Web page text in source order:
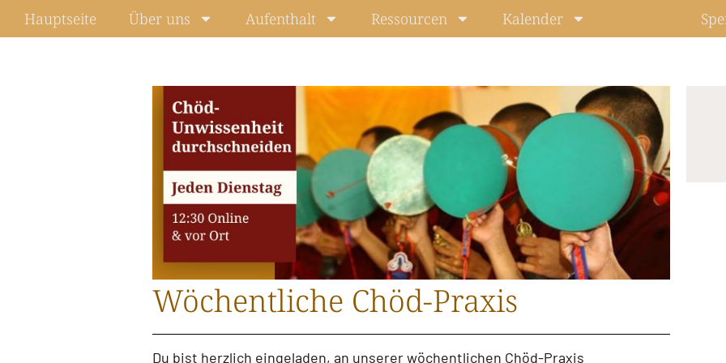
ZumHauptseite Über uns Aufenthalt Ressourcen Kalender
Wöchentliche Chöd-Praxis
Du bist herzlich eingeladen, an unsererwöchentlichen Chöd-Praxis